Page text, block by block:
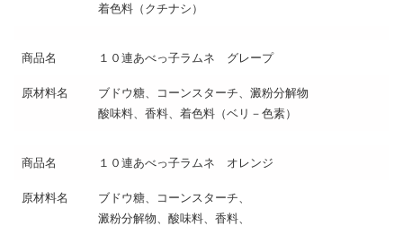
着色料（クチナシ）
商品名 １０連あべっ子ラムネ グレープ
原材料名
ブドウ糖、コーンスターチ、澱粉分解物
酸味料、香料、着色料（ベリ－色素）
商品名 １０連あべっ子ラムネ オレンジ
原材料名
ブドウ糖、コーンスターチ、
澱粉分解物、酸味料、香料、